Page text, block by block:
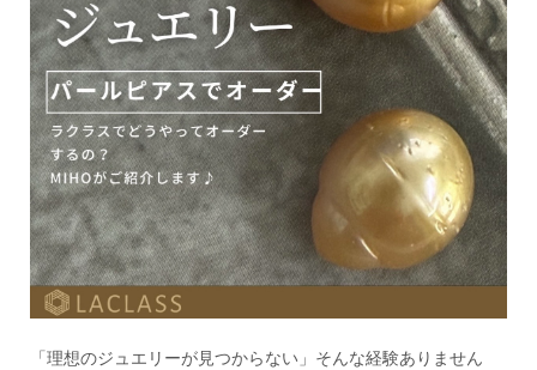
「理想のジュエリーが見つからない」そんな経験ありません